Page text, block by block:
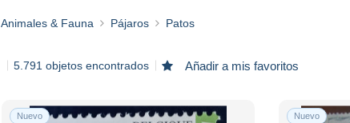
Animales & Fauna Pájaros Patos
5.791 objetos encontrados Añadir a mis favoritos
Nuevo Nuevo